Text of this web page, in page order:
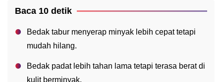
Baca 10 detik
Bedak tabur menyerap minyak lebih cepat tetapi
mudah hilang.
Bedak padat lebih tahan lama tetapi terasa berat di
kulit berminyak.